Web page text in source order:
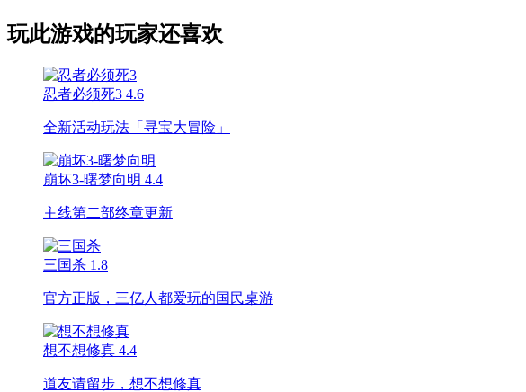
玩此游戏的玩家还喜欢
忍者必须死3 4.6
全新活动玩法「寻宝大冒险」
崩坏3-曙梦向明 4.4
主线第二部终章更新
三国杀 1.8
官方正版，三亿人都爱玩的国民桌游
想不想修真 4.4
道友请留步，想不想修真